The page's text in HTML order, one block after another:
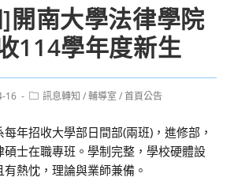
開南大學法律學院
114學年度新生
16
Post訊息轉知 / 輔導室 / 首頁公告
年招收大學部日間部(兩班)，進修部，
碩士在職專班。學制完整，學校硬體設
熱忱，理論與業師兼備。